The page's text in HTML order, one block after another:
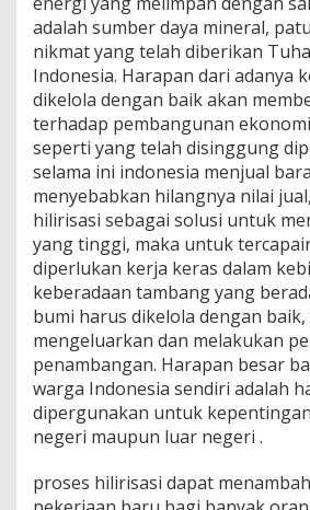
adalah sumber daya mineral,
nikmat yang telah diberikan
Indonesia. Harapan dari adanya
dikelola dengan baik akan
terhadap pembangunan
seperti yang telah disinggung
selama ini indonesia menjual
menyebabkan hilangnya nilai
hilirisasi sebagai solusi untuk
yang tinggi, maka untuk
diperlukan kerja keras dalam
keberadaan tambang yang
bumi harus dikelola dengan baik,
mengeluarkan dan melakukan
penambangan. Harapan besar
warga Indonesia sendiri adalah
dipergunakan untuk
negeri maupun luar negeri .
proses hilirisasi dapat